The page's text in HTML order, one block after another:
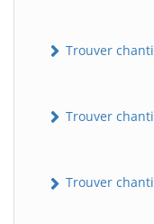
Trouver
Trouver
Trouver